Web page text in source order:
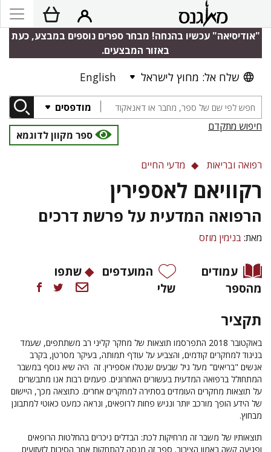
"אודיסיאה" עכשיו בהנחה! מבחר ספרים נוספים במבצע, כעת
באזור המבצעים.
שלח אל: מחוץ לישראל English
מודפסים
חיפוש מתקדם
ספר מקוון לדוגמא
רפואה ובריאות מדעי החיים
רקוויאם לאספירין
הרפואה המדעית על פרשת דרכים
מאת: בנימין מוזס
עמודים
מהספר
המועדפים
שלי
שתפו
תקציר
באוקטובר 2018 התפרסמו תוצאות של מחקר קליני רב משתתפים, שעמד
בניגוד למחקרים קודמים, והצביע על עודף תמותה, בעיקר מסרטן, בקרב
אנשים "בריאים" מעל גיל שבעים שנטלו אספירין. זה היה שיא נוסף במשבר
המתחולל ברפואה המדעית בעשורים האחרונים. פעמים רבות אנו מתבשרים
על תוצאות מחקרים העומדים בסתירה למחקרים אחרים. כתוצאה מכך, היישום
של הידע הופך מורכב יותר ונגיש פחות לרופאים, ונראה כמעט כאוטי למתבונן
מבחוץ.
תוצאותיו של משבר זה מרחיקות לכת: הבדלים ניכרים בהחלטות הרופאים
ופגיעה קשה באמון הציבור. ספר זה מנסה להתחקות אחר הסיבות לזעזועים